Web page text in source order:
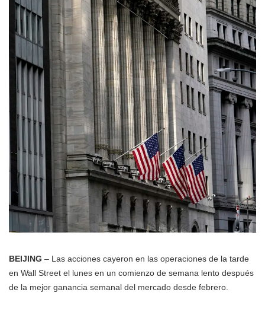
BEIJING – Las acciones cayeron en las operaciones de la tarde
en Wall Street el lunes en un comienzo de semana lento después
de la mejor ganancia semanal del mercado desde febrero.